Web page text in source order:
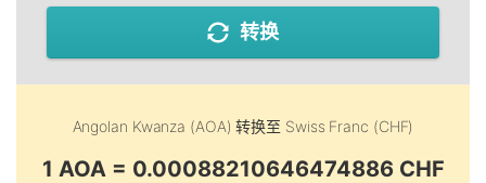
转换
Angolan Kwanza (AOA) 转换至 Swiss Franc (CHF)
1 AOA = 0.00088210646474886 CHF